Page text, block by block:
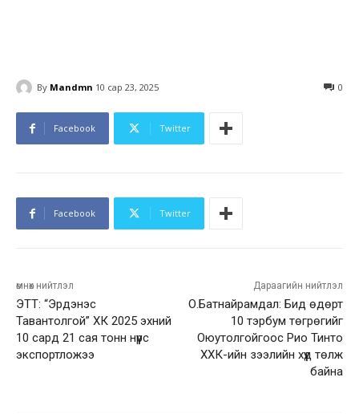
By Mandmn 10 сар 23, 2025 0
Facebook Twitter
Facebook Twitter
өмнөх нийтлэл
ЭТТ: “Эрдэнэс
Тавантолгой” ХК 2025 эхний
10 сард 21 сая тонн нүүрс
экспортложээ
Дараагийн нийтлэл
О.Батнайрамдал: Бид өдөрт
10 тэрбум төгрөгийг
Оюутолгойгоос Рио Тинто
ХХК-ийн зээлийн хүүд төлж
байна